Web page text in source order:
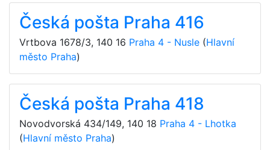
Česká pošta Praha 416
Vrtbova 1678/3, 140 16 Praha 4 - Nusle (Hlavní
město Praha)
Česká pošta Praha 418
Novodvorská 434/149, 140 18 Praha 4 - Lhotka
(Hlavní město Praha)